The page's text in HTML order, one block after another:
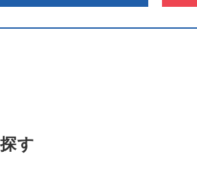
す